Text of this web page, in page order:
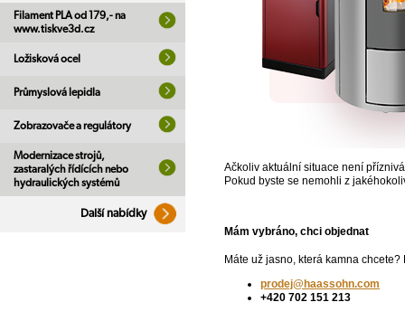
Filament PLA od 179,- na
www.tiskve3d.cz
Ložisková ocel
Průmyslová lepidla
Zobrazovače a regulátory
Modernizace strojů,
zastaralých řídících nebo
hydraulických systémů
Další nabídky
Ačkoliv aktuální situace není
Pokud byste se nemohli z
Mám vybráno, chci objednat
Máte už jasno, která kamna
prodej@haassohn.com
+420 702 151 213